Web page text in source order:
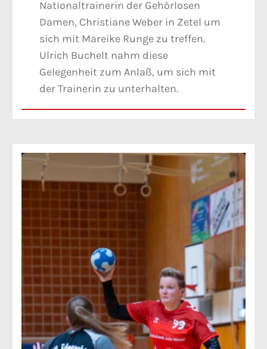
Nationaltrainerin der Gehörlosen
Damen, Christiane Weber in Zetel um
sich mit Mareike Runge zu treffen.
Ulrich Buchelt nahm diese
Gelegenheit zum Anlaß, um sich mit
der Trainerin zu unterhalten.